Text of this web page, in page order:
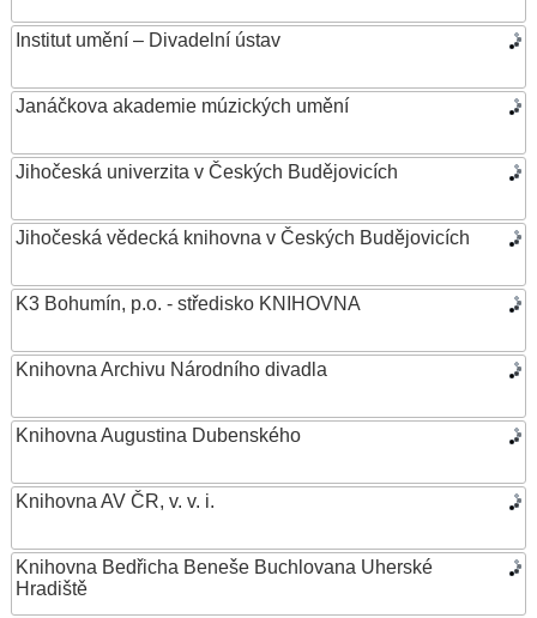
Institut umění – Divadelní ústav
Janáčkova akademie múzických umění
Jihočeská univerzita v Českých Budějovicích
Jihočeská vědecká knihovna v Českých Budějovicích
K3 Bohumín, p.o. - středisko KNIHOVNA
Knihovna Archivu Národního divadla
Knihovna Augustina Dubenského
Knihovna AV ČR, v. v. i.
Knihovna Bedřicha Beneše Buchlovana Uherské
Hradiště